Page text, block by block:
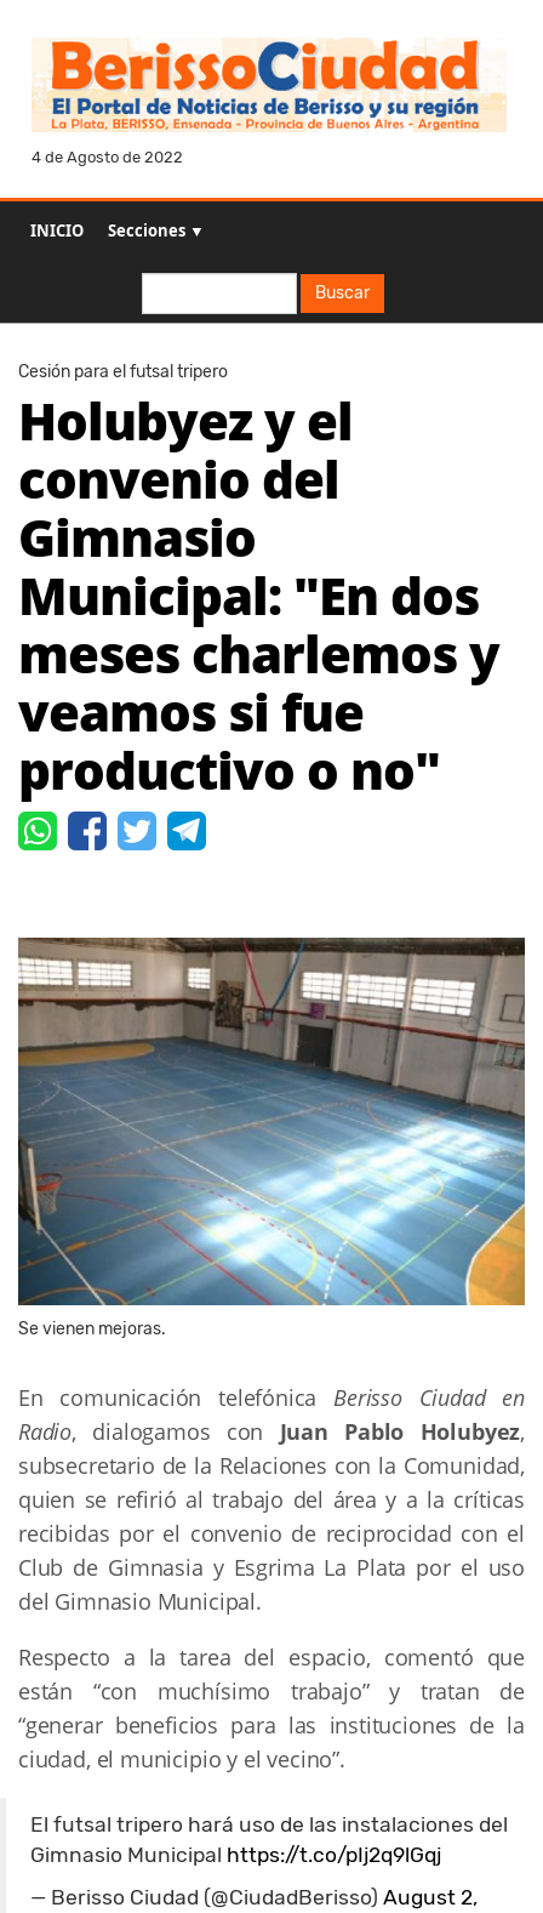
4 de Agosto de 2022
INICIO Secciones ▼
Buscar
Cesión para el futsal tripero
Holubyez y el
convenio del
Gimnasio
Municipal: "En dos
meses charlemos y
veamos si fue
productivo o no"
Se vienen mejoras.
En comunicación telefónicaBerisso Ciudad en
Radio, dialogamos con Juan Pablo Holubyez,
subsecretario de la Relaciones con la Comunidad,
quien se refirió al trabajo del área y a la críticas
recibidas por el convenio de reciprocidad con el
Club de Gimnasia y Esgrima La Plata por el uso
del Gimnasio Municipal.
Respecto a la tarea del espacio, comentó que
están “con muchísimo trabajo” y tratan de
“generar beneficios para las instituciones de la
ciudad, el municipio y el vecino”.
El futsal tripero hará uso de las instalaciones del
Gimnasio Municipal https://t.co/pIj2q9lGqj
— Berisso Ciudad (@CiudadBerisso) August 2,